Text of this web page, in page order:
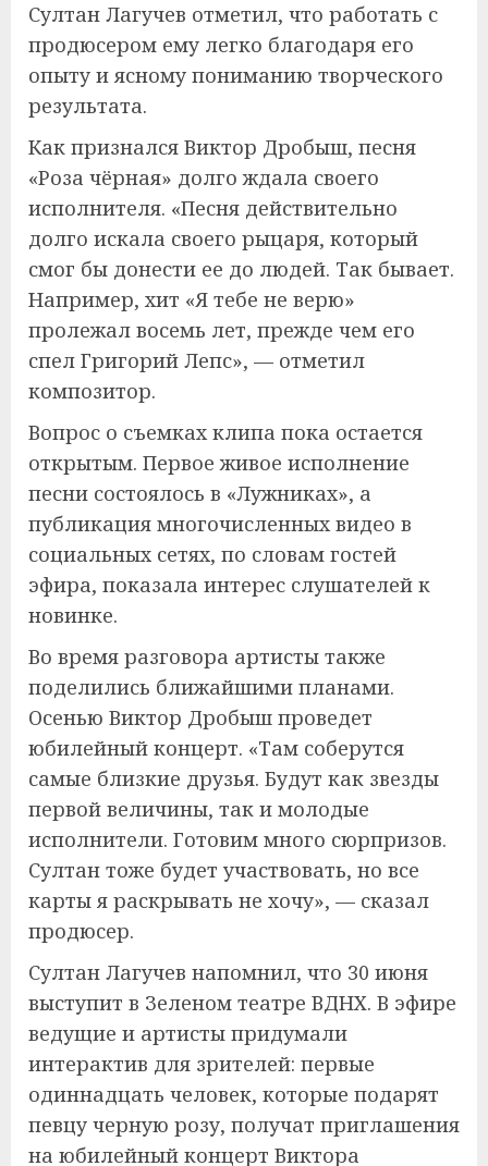
Султан Лагучев отметил, что работать с
продюсером ему легко благодаря его
опыту и ясному пониманию творческого
результата.
Как признался Виктор Дробыш, песня
«Роза чёрная» долго ждала своего
исполнителя. «Песня действительно
долго искала своего рыцаря, который
смог бы донести ее до людей. Так бывает.
Например, хит «Я тебе не верю»
пролежал восемь лет, прежде чем его
спел Григорий Лепс», — отметил
композитор.
Вопрос о съемках клипа пока остается
открытым. Первое живое исполнение
песни состоялось в «Лужниках», а
публикация многочисленных видео в
социальных сетях, по словам гостей
эфира, показала интерес слушателей к
новинке.
Во время разговора артисты также
поделились ближайшими планами.
Осенью Виктор Дробыш проведет
юбилейный концерт. «Там соберутся
самые близкие друзья. Будут как звезды
первой величины, так и молодые
исполнители. Готовим много сюрпризов.
Султан тоже будет участвовать, но все
карты я раскрывать не хочу», — сказал
продюсер.
Султан Лагучев напомнил, что 30 июня
выступит в Зеленом театре ВДНХ. В эфире
ведущие и артисты придумали
интерактив для зрителей: первые
одиннадцать человек, которые подарят
певцу черную розу, получат приглашения
на юбилейный концерт Виктора